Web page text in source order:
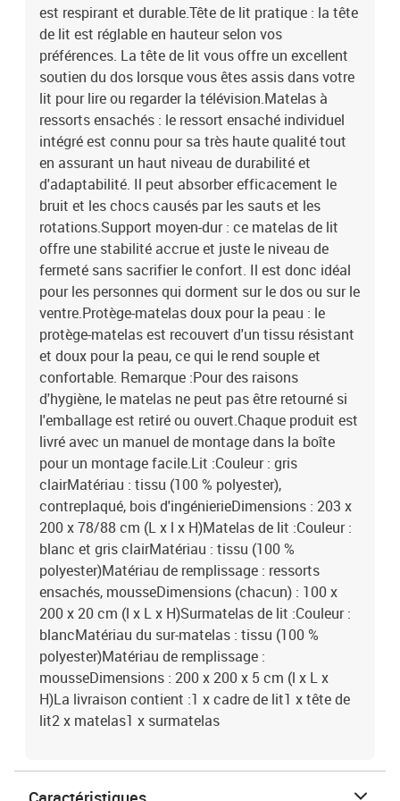
est respirant et durable.Tête de lit pratique : la tête
de lit est réglable en hauteur selon vos
préférences. La tête de lit vous offre un excellent
soutien du dos lorsque vous êtes assis dans votre
lit pour lire ou regarder la télévision.Matelas à
ressorts ensachés : le ressort ensaché individuel
intégré est connu pour sa très haute qualité tout
en assurant un haut niveau de durabilité et
d'adaptabilité. Il peut absorber efficacement le
bruit et les chocs causés par les sauts et les
rotations.Support moyen-dur : ce matelas de lit
offre une stabilité accrue et juste le niveau de
fermeté sans sacrifier le confort. Il est donc idéal
pour les personnes qui dorment sur le dos ou sur le
ventre.Protège-matelas doux pour la peau : le
protège-matelas est recouvert d'un tissu résistant
et doux pour la peau, ce qui le rend souple et
confortable. Remarque :Pour des raisons
d'hygiène, le matelas ne peut pas être retourné si
l'emballage est retiré ou ouvert.Chaque produit est
livré avec un manuel de montage dans la boîte
pour un montage facile.Lit :Couleur : gris
clairMatériau : tissu (100 % polyester),
contreplaqué, bois d'ingénierieDimensions : 203 x
200 x 78/88 cm (L x l x H)Matelas de lit :Couleur :
blanc et gris clairMatériau : tissu (100 %
polyester)Matériau de remplissage : ressorts
ensachés, mousseDimensions (chacun) : 100 x
200 x 20 cm (l x L x H)Surmatelas de lit :Couleur :
blancMatériau du sur-matelas : tissu (100 %
polyester)Matériau de remplissage :
mousseDimensions : 200 x 200 x 5 cm (l x L x
H)La livraison contient :1 x cadre de lit1 x tête de
lit2 x matelas1 x surmatelas